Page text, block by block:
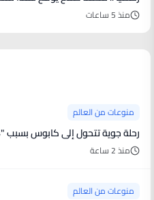
منذ 5 ساعات
منوعات من العالم
رحلة جوية تتحول إلى كابوس بسبب "4 كلمات مقلقة" قالها الطيار
منذ 2 ساعة
منوعات من العالم